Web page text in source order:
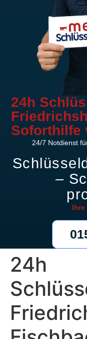
24h
Soforthilfe
24/7 Notdienst
–
Ihre
24h